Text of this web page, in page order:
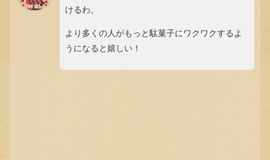
けるわ。
より多くの人がもっと駄菓子にワクワクするよ
うになると嬉しい！